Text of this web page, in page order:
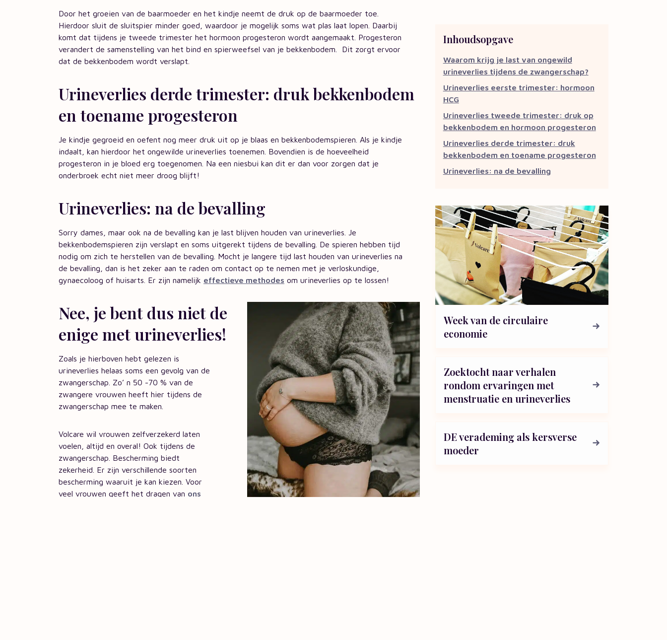
Door het groeien van de baarmoeder en het kindje neemt de druk op de baarmoeder toe.
Hierdoor sluit de sluitspier minder goed, waardoor je mogelijk soms wat plas laat lopen. Daarbij
komt dat tijdens je tweede trimester het hormoon progesteron wordt aangemaakt. Progesteron
verandert de samenstelling van het bind en spierweefsel van je bekkenbodem. Dit zorgt ervoor
dat de bekkenbodem wordt verslapt.
Urineverlies derde trimester: druk bekkenbodem
en toename progesteron
Je kindje gegroeid en oefent nog meer druk uit op je blaas en bekkenbodemspieren. Als je kindje
indaalt, kan hierdoor het ongewilde urineverlies toenemen. Bovendien is de hoeveelheid
progesteron in je bloed erg toegenomen. Na een niesbui kan dit er dan voor zorgen dat je
onderbroek echt niet meer droog blijft!
Urineverlies: na de bevalling
Sorry dames, maar ook na de bevalling kan je last blijven houden van urineverlies. Je
bekkenbodemspieren zijn verslapt en soms uitgerekt tijdens de bevalling. De spieren hebben tijd
nodig om zich te herstellen van de bevalling. Mocht je langere tijd last houden van urineverlies na
de bevalling, dan is het zeker aan te raden om contact op te nemen met je verloskundige,
gynaecoloog of huisarts. Er zijn namelijk effectieve methodes om urineverlies op te lossen!
Nee, je bent dus niet de
enige met urineverlies!
Zoals je hierboven hebt gelezen is
urineverlies helaas soms een gevolg van de
zwangerschap. Zo’ n 50 -70 % van de
zwangere vrouwen heeft hier tijdens de
zwangerschap mee te maken.
Volcare wil vrouwen zelfverzekerd laten
voelen, altijd en overal! Ook tijdens de
zwangerschap. Bescherming biedt
zekerheid. Er zijn verschillende soorten
bescherming waaruit je kan kiezen. Voor
veel vrouwen geeft het dragen van ons
Inhoudsopgave
Waarom krijg je last van ongewild
urineverlies tijdens de zwangerschap?
Urineverlies eerste trimester: hormoon
HCG
Urineverlies tweede trimester: druk op
bekkenbodem en hormoon progesteron
Urineverlies derde trimester: druk
bekkenbodem en toename progesteron
Urineverlies: na de bevalling
Week van de circulaire
economie
Zoektocht naar verhalen
rondom ervaringen met
menstruatie en urineverlies
DE verademing als kersverse
moeder